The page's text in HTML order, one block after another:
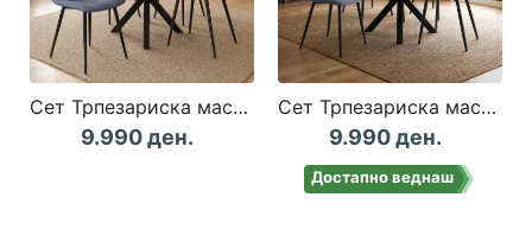
Сет Трпезариска маса + 4 столици КАРПЕТ
9.990 ден.
Сет Трпезариска маса + 4 столици КАБАНА
9.990 ден.
Достапно веднаш